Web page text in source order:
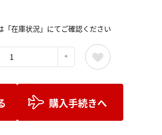
「在庫状況」にてご確認ください
購入手続きへ